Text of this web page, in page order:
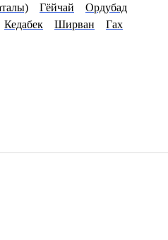
Гёйчай
Ордубад
Кедабек Ширван
Гах